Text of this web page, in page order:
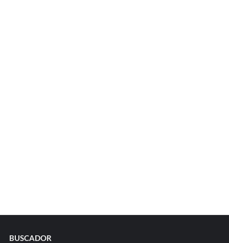
BUSCADOR